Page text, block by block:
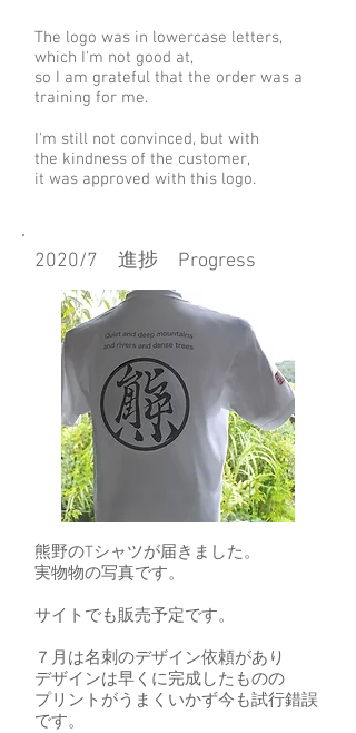
The logo was in lowercase letters,
which I'm not good at,
so I am grateful that the order was a
training for me.
I'm still not convinced, but with
the kindness of the customer,
it was approved with this logo.
2020/7 進捗 Progress
熊野のTシャツが届きました。
実物物の写真です。
サイトでも販売予定です。
７月は名刺のデザイン依頼があり
デザインは早くに完成したものの
プリントがうまくいかず今も試行錯誤
です。